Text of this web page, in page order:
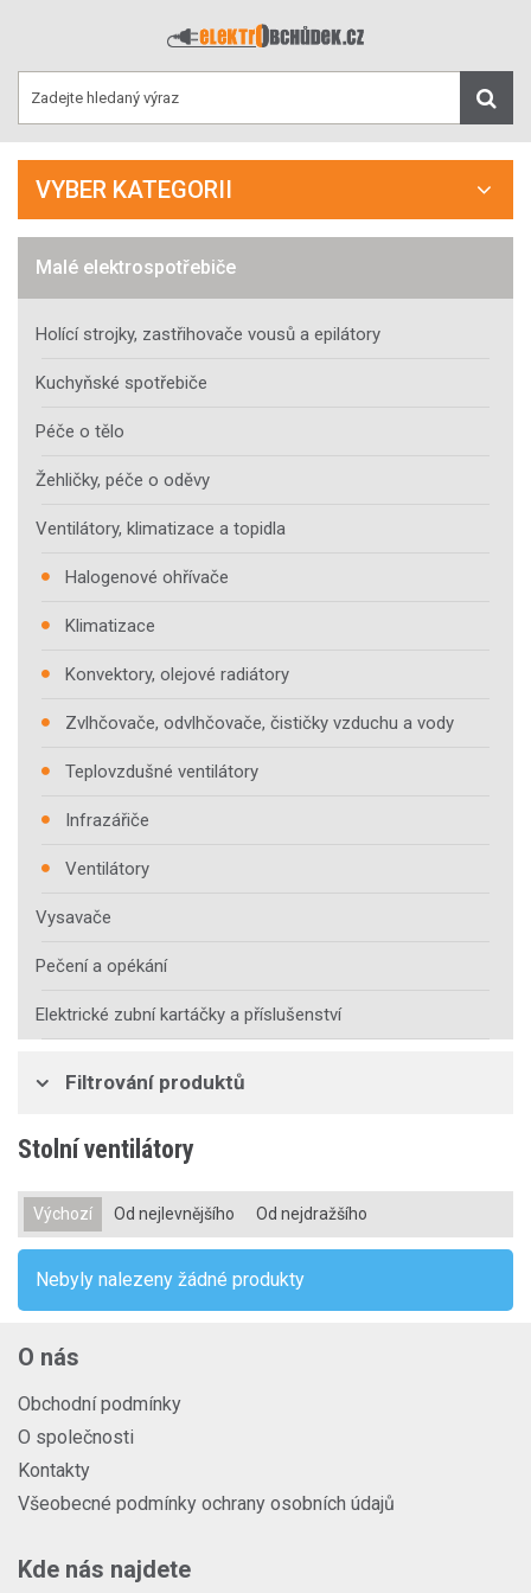
VYBER KATEGORII
Malé elektrospotřebiče
Holící strojky, zastřihovače vousů a epilátory
Kuchyňské spotřebiče
Péče o tělo
Žehličky, péče o oděvy
Ventilátory, klimatizace a topidla
Halogenové ohřívače
Klimatizace
Konvektory, olejové radiátory
Zvlhčovače, odvlhčovače, čističky vzduchu a vody
Teplovzdušné ventilátory
Infrazářiče
Ventilátory
Vysavače
Pečení a opékání
Elektrické zubní kartáčky a příslušenství
Filtrování produktů
Stolní ventilátory
Výchozí Od nejlevnějšího Od nejdražšího
Nebyly nalezeny žádné produkty
O nás
Obchodní podmínky
O společnosti
Kontakty
Všeobecné podmínky ochrany osobních údajů
Kde nás najdete